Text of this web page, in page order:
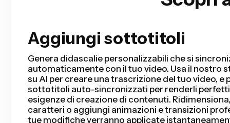
Aggiungi sottotitoli
Taglio Intelligente
Smart Cut automatizza il tuo processo di editing
rimuovendo i silenzi dal tuo video in pochi
ore di editing e completerai il tuo montaggio più
mai per video di parlanti, presentazioni
molto altro. L'editing non è mai stato così fluido.